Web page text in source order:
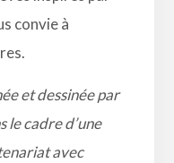
convie à
et dessinée par
le cadre d’une
avec